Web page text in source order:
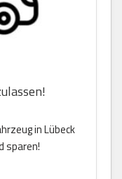
in Lübeck
sparen!